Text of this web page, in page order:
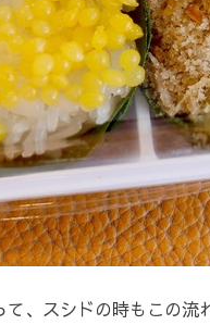
、スシドの時もこの